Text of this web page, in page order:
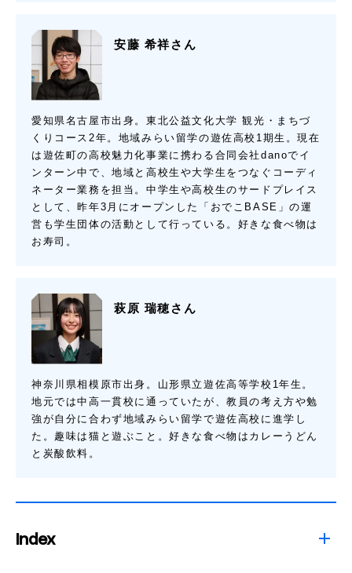
安藤 希祥さん
愛知県名古屋市出身。東北公益文化大学 観光・まちづ
くりコース2年。地域みらい留学の遊佐高校1期生。現在
は遊佐町の高校魅力化事業に携わる合同会社danoでイ
ンターン中で、地域と高校生や大学生をつなぐコーディ
ネーター業務を担当。中学生や高校生のサードプレイス
として、昨年3月にオープンした「おでこBASE」の運
営も学生団体の活動として行っている。好きな食べ物は
お寿司。
萩原 瑞穂さん
神奈川県相模原市出身。山形県立遊佐高等学校1年生。
地元では中高一貫校に通っていたが、教員の考え方や勉
強が自分に合わず地域みらい留学で遊佐高校に進学し
た。趣味は猫と遊ぶこと。好きな食べ物はカレーうどん
と炭酸飲料。
Index